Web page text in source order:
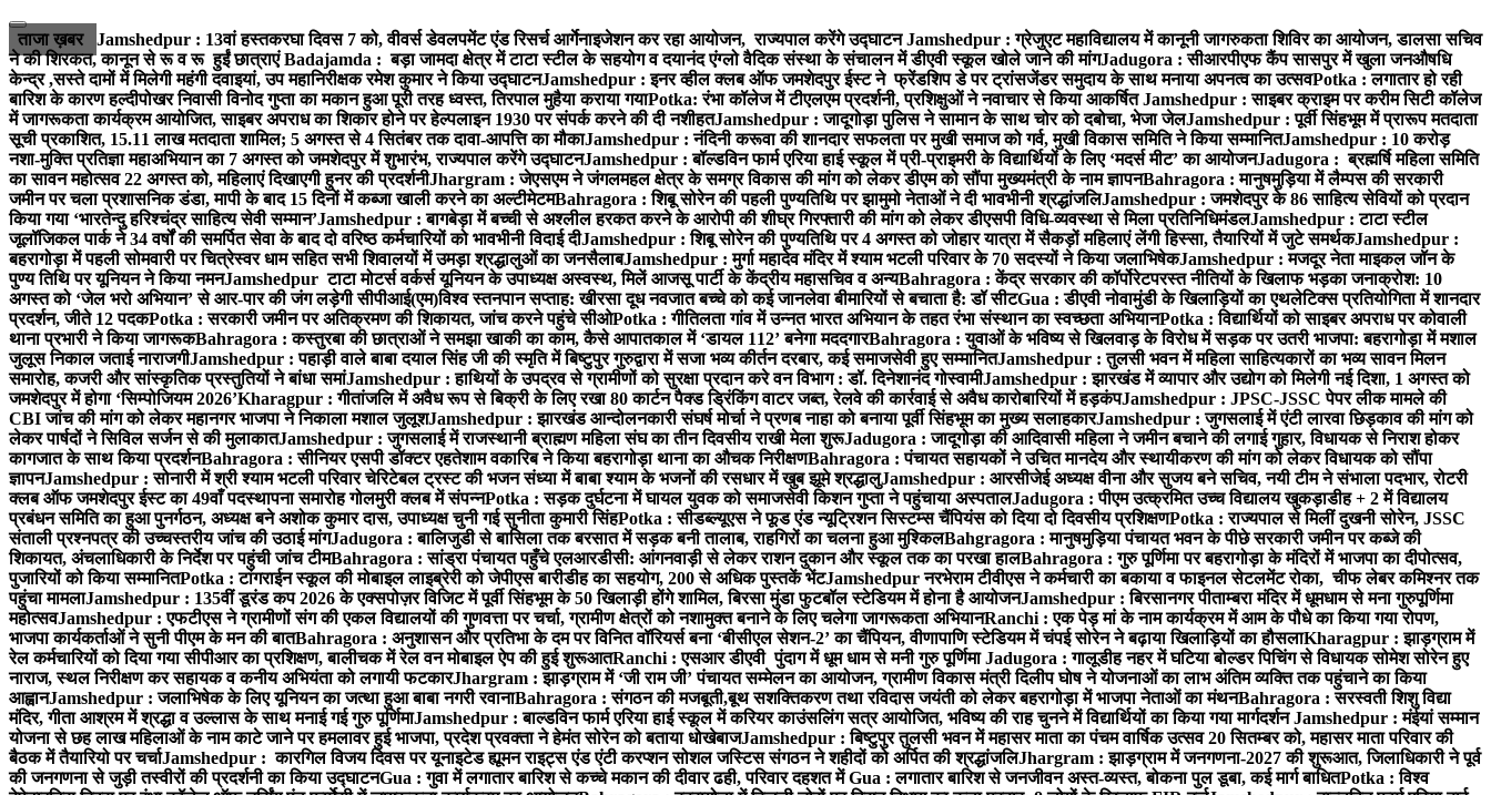
Skip
to
content
ताजा ख़बर Jamshedpur : 13वां हस्तकरघा दिवस 7 को, वीवर्स डेवलपमेंट एंड रिसर्च आर्गेनाइजेशन कर रहा आयोजन, राज्यपाल करेंगे उद्घाटनJamshedpur : ग्रेजुएट महाविद्यालय में कानूनी जागरुकता शिविर का आयोजन, डालसा सचिव
ने की शिरकत, कानून से रू व रू हुईं छात्राएंBadajamda : बड़ा जामदा क्षेत्र में टाटा स्टील के सहयोग व दयानंद एंग्लो वैदिक संस्था के संचालन में डीएवी स्कूल खोले जाने की मांगJadugora : सीआरपीएफ कैंप सासपुर में खुला जनऔषधि
केन्द्र ,सस्ते दामों में मिलेगी महंगी दवाइयां, उप महानिरीक्षक रमेश कुमार ने किया उद्घाटनJamshedpur : इनर व्हील क्लब ऑफ जमशेदपुर ईस्ट ने फ्रेंडशिप डे पर ट्रांसजेंडर समुदाय के साथ मनाया अपनत्व का उत्सवPotka : लगातार हो रही
बारिश के कारण हल्दीपोखर निवासी विनोद गुप्ता का मकान हुआ पूरी तरह ध्वस्त, तिरपाल मुहैया कराया गयाPotka: रंभा कॉलेज में टीएलएम प्रदर्शनी, प्रशिक्षुओं ने नवाचार से किया आकर्षितJamshedpur : साइबर क्राइम पर करीम सिटी कॉलेज
में जागरूकता कार्यक्रम आयोजित, साइबर अपराध का शिकार होने पर हेल्पलाइन 1930 पर संपर्क करने की दी नशीहतJamshedpur : जादूगोड़ा पुलिस ने सामान के साथ चोर को दबोचा, भेजा जेलJamshedpur : पूर्वी सिंहभूम में प्रारूप मतदाता
सूची प्रकाशित, 15.11 लाख मतदाता शामिल; 5 अगस्त से 4 सितंबर तक दावा-आपत्ति का मौकाJamshedpur : नंदिनी करूवा की शानदार सफलता पर मुखी समाज को गर्व, मुखी विकास समिति ने किया सम्मानितJamshedpur : 10 करोड़
नशा-मुक्ति प्रतिज्ञा महाअभियान का 7 अगस्त को जमशेदपुर में शुभारंभ, राज्यपाल करेंगे उद्घाटनJamshedpur : बॉल्डविन फार्म एरिया हाई स्कूल में प्री-प्राइमरी के विद्यार्थियों के लिए ‘मदर्स मीट’ का आयोजनJadugora : ब्रह्मर्षि महिला समिति
का सावन महोत्सव 22 अगस्त को, महिलाएं दिखाएगी हुनर की प्रदर्शनीJhargram : जेएसएम ने जंगलमहल क्षेत्र के समग्र विकास की मांग को लेकर डीएम को सौंपा मुख्यमंत्री के नाम ज्ञापनBahragora : मानुषमुड़िया में लैम्पस की सरकारी
जमीन पर चला प्रशासनिक डंडा, मापी के बाद 15 दिनों में कब्जा खाली करने का अल्टीमेटमBahragora : शिबू सोरेन की पहली पुण्यतिथि पर झामुमो नेताओं ने दी भावभीनी श्रद्धांजलिJamshedpur : जमशेदपुर के 86 साहित्य सेवियों को प्रदान
किया गया ‘भारतेन्दु हरिश्चंद्र साहित्य सेवी सम्मान’Jamshedpur : बागबेड़ा में बच्ची से अश्लील हरकत करने के आरोपी की शीघ्र गिरफ्तारी की मांग को लेकर डीएसपी विधि-व्यवस्था से मिला प्रतिनिधिमंडलJamshedpur : टाटा स्टील
जूलॉजिकल पार्क ने 34 वर्षों की समर्पित सेवा के बाद दो वरिष्ठ कर्मचारियों को भावभीनी विदाई दीJamshedpur : शिबू सोरेन की पुण्यतिथि पर 4 अगस्त को जोहार यात्रा में सैकड़ों महिलाएं लेंगी हिस्सा, तैयारियों में जुटे समर्थकJamshedpur :
बहरागोड़ा में पहली सोमवारी पर चित्रेस्वर धाम सहित सभी शिवालयों में उमड़ा श्रद्धालुओं का जनसैलाबJamshedpur : मुर्गा महादेव मंदिर में श्याम भटली परिवार के 70 सदस्यों ने किया जलाभिषेकJamshedpur : मजदूर नेता माइकल जॉन के
पुण्य तिथि पर यूनियन ने किया नमनJamshedpur टाटा मोटर्स वर्कर्स यूनियन के उपाध्यक्ष अस्वस्थ, मिलें आजसू पार्टी के केंद्रीय महासचिव व अन्यBahragora : केंद्र सरकार की कॉर्पोरेटपरस्त नीतियों के खिलाफ भड़का जनाक्रोश: 10
अगस्त को ‘जेल भरो अभियान’ से आर-पार की जंग लड़ेगी सीपीआई(एम)विश्व स्तनपान सप्ताह: खीरसा दूध नवजात बच्चे को कई जानलेवा बीमारियों से बचाता है: डॉ सीटGua : डीएवी नोवामुंडी के खिलाड़ियों का एथलेटिक्स प्रतियोगिता में शानदार
प्रदर्शन, जीते 12 पदकPotka : सरकारी जमीन पर अतिक्रमण की शिकायत, जांच करने पहुंचे सीओPotka : गीतिलता गांव में उन्नत भारत अभियान के तहत रंभा संस्थान का स्वच्छता अभियानPotka : विद्यार्थियों को साइबर अपराध पर कोवाली
थाना प्रभारी ने किया जागरूकBahragora : कस्तुरबा की छात्राओं ने समझा खाकी का काम, कैसे आपातकाल में ‘डायल 112’ बनेगा मददगारBahragora : युवाओं के भविष्य से खिलवाड़ के विरोध में सड़क पर उतरी भाजपा: बहरागोड़ा में मशाल
जुलूस निकाल जताई नाराजगीJamshedpur : पहाड़ी वाले बाबा दयाल सिंह जी की स्मृति में बिष्टुपुर गुरुद्वारा में सजा भव्य कीर्तन दरबार, कई समाजसेवी हुए सम्मानितJamshedpur : तुलसी भवन में महिला साहित्यकारों का भव्य सावन मिलन
समारोह, कजरी और सांस्कृतिक प्रस्तुतियों ने बांधा समांJamshedpur : हाथियों के उपद्रव से ग्रामीणों को सुरक्षा प्रदान करे वन विभाग : डॉ. दिनेशानंद गोस्वामीJamshedpur : झारखंड में व्यापार और उद्योग को मिलेगी नई दिशा, 1 अगस्त को
जमशेदपुर में होगा ‘सिम्पोजियम 2026’Kharagpur : गीतांजलि में अवैध रूप से बिक्री के लिए रखा 80 कार्टन पैक्ड ड्रिंकिंग वाटर जब्त, रेलवे की कार्रवाई से अवैध कारोबारियों में हड़कंपJamshedpur : JPSC-JSSC पेपर लीक मामले की
CBI जांच की मांग को लेकर महानगर भाजपा ने निकाला मशाल जुलूशJamshedpur : झारखंड आन्दोलनकारी संघर्ष मोर्चा ने प्रणब नाहा को बनाया पूर्वी सिंहभूम का मुख्य सलाहकारJamshedpur : जुगसलाई में एंटी लारवा छिड़काव की मांग को
लेकर पार्षदों ने सिविल सर्जन से की मुलाकातJamshedpur : जुगसलाई में राजस्थानी ब्राह्मण महिला संघ का तीन दिवसीय राखी मेला शुरूJadugora : जादूगोड़ा की आदिवासी महिला ने जमीन बचाने की लगाई गुहार, विधायक से निराश होकर
कागजात के साथ किया प्रदर्शनBahragora : सीनियर एसपी डॉक्टर एहतेशाम वकारिब ने किया बहरागोड़ा थाना का औचक निरीक्षणBahragora : पंचायत सहायकों ने उचित मानदेय और स्थायीकरण की मांग को लेकर विधायक को सौंपा
ज्ञापनJamshedpur : सोनारी में श्री श्याम भटली परिवार चेरिटेबल ट्रस्ट की भजन संध्या में बाबा श्याम के भजनों की रसधार में खुब झूमे श्रद्धालुJamshedpur : आरसीजेई अध्यक्ष वीना और सुजय बने सचिव, नयी टीम ने संभाला पदभार, रोटरी
क्लब ऑफ जमशेदपुर ईस्ट का 49वाँ पदस्थापना समारोह गोलमुरी क्लब में संपन्नPotka : सड़क दुर्घटना में घायल युवक को समाजसेवी किशन गुप्ता ने पहुंचाया अस्पतालJadugora : पीएम उत्क्रमित उच्च विद्यालय खुकड़ाडीह + 2 में विद्यालय
प्रबंधन समिति का हुआ पुनर्गठन, अध्यक्ष बने अशोक कुमार दास, उपाध्यक्ष चुनी गई सुनीता कुमारी सिंहPotka : सीडब्ल्यूएस ने फूड एंड न्यूट्रिशन सिस्टम्स चैंपियंस को दिया दो दिवसीय प्रशिक्षणPotka : राज्यपाल से मिलीं दुखनी सोरेन, JSSC
संताली प्रश्नपत्र की उच्चस्तरीय जांच की उठाई मांगJadugora : बालिजुडी से बासिला तक बरसात में सड़क बनी तालाब, राहगिरों का चलना हुआ मुश्किलBahgragora : मानुषमुड़िया पंचायत भवन के पीछे सरकारी जमीन पर कब्जे की
शिकायत, अंचलाधिकारी के निर्देश पर पहुंची जांच टीमBahragora : सांड्रा पंचायत पहुँचे एलआरडीसी: आंगनवाड़ी से लेकर राशन दुकान और स्कूल तक का परखा हालBahragora : गुरु पूर्णिमा पर बहरागोड़ा के मंदिरों में भाजपा का दीपोत्सव,
पुजारियों को किया सम्मानितPotka : टांगराईन स्कूल की मोबाइल लाइब्रेरी को जेपीएस बारीडीह का सहयोग, 200 से अधिक पुस्तकें भेंटJamshedpur नरभेराम टीवीएस ने कर्मचारी का बकाया व फाइनल सेटलमेंट रोका, चीफ लेबर कमिश्नर तक
पहुंचा मामलाJamshedpur : 135वीं डूरंड कप 2026 के एक्सपोज़र विजिट में पूर्वी सिंहभूम के 50 खिलाड़ी होंगे शामिल, बिरसा मुंडा फुटबॉल स्टेडियम में होना है आयोजनJamshedpur : बिरसानगर पीताम्बरा मंदिर में धूमधाम से मना गुरुपूर्णिमा
महोत्सवJamshedpur : एफटीएस ने ग्रामीणों संग की एकल विद्यालयों की गुणवत्ता पर चर्चा, ग्रामीण क्षेत्रों को नशामुक्त बनाने के लिए चलेगा जागरूकता अभियानRanchi : एक पेड़ मां के नाम कार्यक्रम में आम के पौधे का किया गया रोपण,
भाजपा कार्यकर्ताओं ने सुनी पीएम के मन की बातBahragora : अनुशासन और प्रतिभा के दम पर विनित वॉरियर्स बना ‘बीसीएल सेशन-2’ का चैंपियन, वीणापाणि स्टेडियम में चंपई सोरेन ने बढ़ाया खिलाड़ियों का हौसलाKharagpur : झाड़ग्राम में
रेल कर्मचारियों को दिया गया सीपीआर का प्रशिक्षण, बालीचक में रेल वन मोबाइल ऐप की हुई शुरूआतRanchi : एसआर डीएवी पुंदाग में धूम धाम से मनी गुरु पूर्णिमाJadugora : गालूडीह नहर में घटिया बोल्डर पिचिंग से विधायक सोमेश सोरेन हुए
नाराज, स्थल निरीक्षण कर सहायक व कनीय अभियंता को लगायी फटकारJhargram : झाड़ग्राम में ‘जी राम जी’ पंचायत सम्मेलन का आयोजन, ग्रामीण विकास मंत्री दिलीप घोष ने योजनाओं का लाभ अंतिम व्यक्ति तक पहुंचाने का किया
आह्वानJamshedpur : जलाभिषेक के लिए यूनियन का जत्था हुआ बाबा नगरी रवानाBahragora : संगठन की मजबूती,बूथ सशक्तिकरण तथा रविदास जयंती को लेकर बहरागोड़ा में भाजपा नेताओं का मंथनBahragora : सरस्वती शिशु विद्या
मंदिर, गीता आश्रम में श्रद्धा व उल्लास के साथ मनाई गई गुरु पूर्णिमाJamshedpur : बाल्डविन फार्म एरिया हाई स्कूल में करियर काउंसलिंग सत्र आयोजित, भविष्य की राह चुनने में विद्यार्थियों का किया गया मार्गदर्शनJamshedpur : मंईयां सम्मान
योजना से छह लाख महिलाओं के नाम काटे जाने पर हमलावर हुई भाजपा, प्रदेश प्रवक्ता ने हेमंत सोरेन को बताया धोखेबाजJamshedpur : बिष्टुपुर तुलसी भवन में महासर माता का पंचम वार्षिक उत्सव 20 सितम्बर को, महासर माता परिवार की
बैठक में तैयारियो पर चर्चाJamshedpur : कारगिल विजय दिवस पर यूनाइटेड ह्यूमन राइट्स एंड एंटी करप्शन सोशल जस्टिस संगठन ने शहीदों को अर्पित की श्रद्धांजलिJhargram : झाड़ग्राम में जनगणना-2027 की शुरूआत, जिलाधिकारी ने पूर्व
की जनगणना से जुड़ी तस्वीरों की प्रदर्शनी का किया उद्घाटनGua : गुवा में लगातार बारिश से कच्चे मकान की दीवार ढही, परिवार दहशत मेंGua : लगातार बारिश से जनजीवन अस्त-व्यस्त, बोकना पुल डूबा, कई मार्ग बाधितPotka : विश्व